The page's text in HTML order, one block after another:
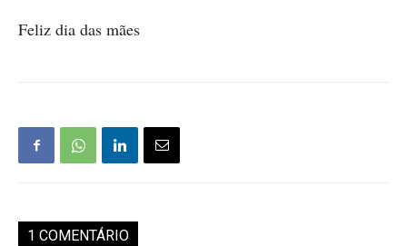
Feliz dia das mães
1 COMENTÁRIO